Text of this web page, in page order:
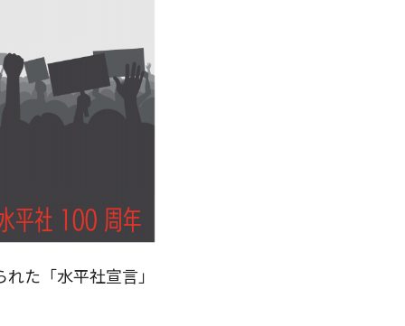
た「水平社宣言」